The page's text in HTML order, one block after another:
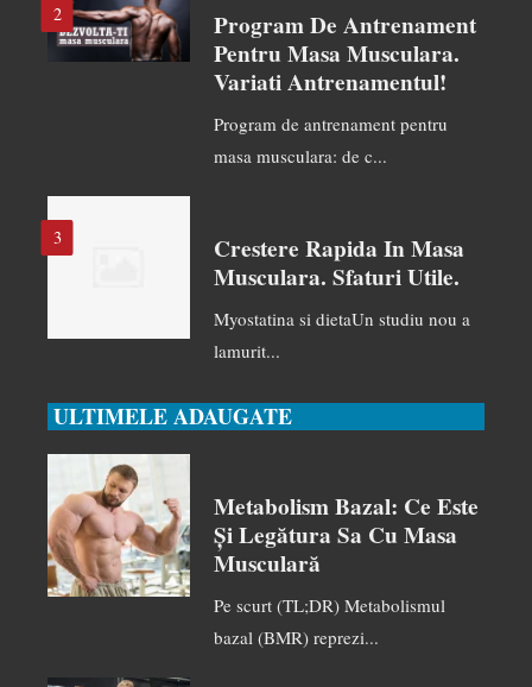
2
Program De Antrenament
Pentru Masa Musculara.
Variati Antrenamentul!
Program de antrenament pentru
masa musculara: de c...
3
Crestere Rapida In Masa
Musculara. Sfaturi Utile.
Myostatina si dietaUn studiu nou a
lamurit...
ULTIMELE ADAUGATE
Metabolism Bazal: Ce Este
Și Legătura Sa Cu Masa
Musculară
Pe scurt (TL;DR) Metabolismul
bazal (BMR) reprezi...